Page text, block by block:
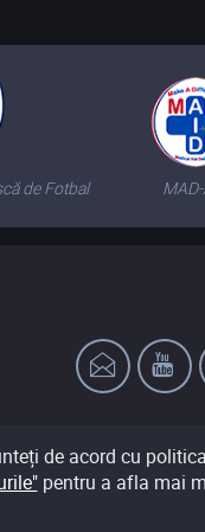
de Fotbal
de acord cu
pentru a afla mai